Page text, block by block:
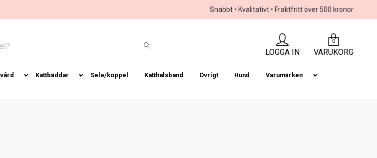
Snabbt • Kvalitativt • Fraktfritt över 500 kronor
LOGGA IN
0
VARUKORG
Kattbäddar Sele/koppel Katthalsband Övrigt Hund Varumärken